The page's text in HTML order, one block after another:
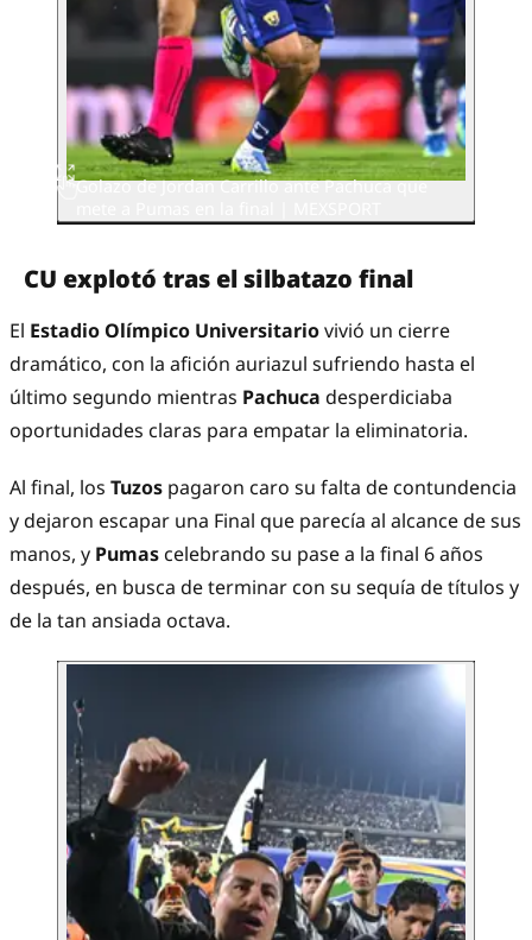
Golazo de Jordan Carrillo ante Pachuca que
CU explotó tras el silbatazo final
El Estadio Olímpico Universitariovivió un cierre
dramático, con la afición auriazul sufriendo hasta el
último segundo mientras Pachuca desperdiciaba
oportunidades claras para empatar la eliminatoria.
Al final, los Tuzos pagaron caro su falta de contundencia
y dejaron escapar una Final que parecía al alcance de sus
manos, y Pumas celebrando su pase a la final 6 años
después, en busca de terminar con su sequía de títulos y
de la tan ansiada octava.